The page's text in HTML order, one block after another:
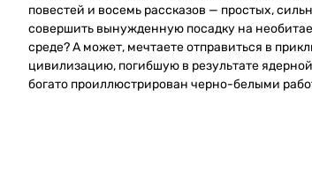
повестей и восемь рассказов — простых,
совершить вынужденную посадку на
среде? А может, мечтаете отправиться в
цивилизацию, погибшую в результате
богато проиллюстрирован черно-белыми